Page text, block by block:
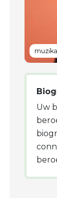
Uw